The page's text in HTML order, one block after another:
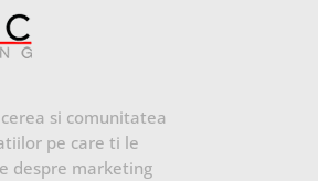
si comunitatea
pe care ti le
despre marketing